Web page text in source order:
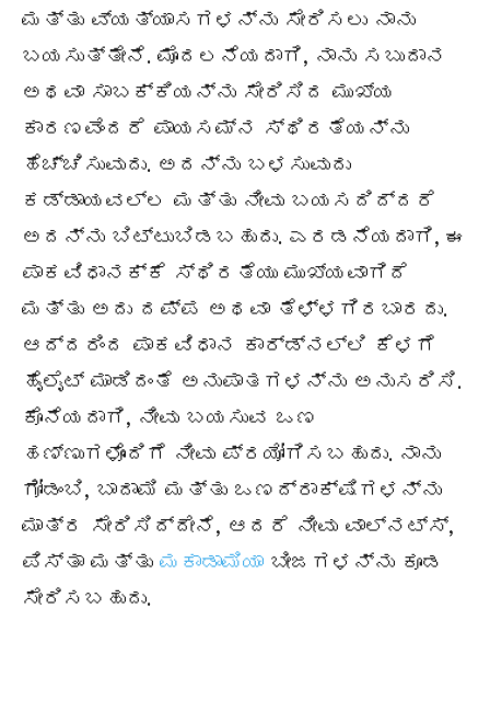
ಮತ್ತು ವ್ಯತ್ಯಾಸಗಳನ್ನು ಸೇರಿಸಲು ನಾನು
ಬಯಸುತ್ತೇನೆ. ಮೊದಲನೆಯದಾಗಿ, ನಾನು ಸಬುದಾನ
ಅಥವಾ ಸಾಬಕ್ಕಿಯನ್ನು ಸೇರಿಸಿದ ಮುಖ್ಯ
ಕಾರಣವೆಂದರೆ ಪಾಯಸಮ್‌ನ ಸ್ಥಿರತೆಯನ್ನು
ಹೆಚ್ಚಿಸುವುದು. ಅದನ್ನು ಬಳಸುವುದು
ಕಡ್ಡಾಯವಲ್ಲ ಮತ್ತು ನೀವು ಬಯಸದಿದ್ದರೆ
ಅದನ್ನು ಬಿಟ್ಟುಬಿಡಬಹುದು. ಎರಡನೆಯದಾಗಿ, ಈ
ಪಾಕವಿಧಾನಕ್ಕೆ ಸ್ಥಿರತೆಯು ಮುಖ್ಯವಾಗಿದೆ
ಮತ್ತು ಅದು ದಪ್ಪ ಅಥವಾ ತೆಳ್ಳಗಿರಬಾರದು.
ಆದ್ದರಿಂದ ಪಾಕವಿಧಾನ ಕಾರ್ಡ್‌ನಲ್ಲಿ ಕೆಳಗೆ
ಹೈಲೈಟ್ ಮಾಡಿದಂತೆ ಅನುಪಾತಗಳನ್ನು ಅನುಸರಿಸಿ.
ಕೊನೆಯದಾಗಿ, ನೀವು ಬಯಸುವ ಒಣ
ಹಣ್ಣುಗಳೊಂದಿಗೆ ನೀವು ಪ್ರಯೋಗಿಸಬಹುದು. ನಾನು
ಗೋಡಂಬಿ, ಬಾದಾಮಿ ಮತ್ತು ಒಣದ್ರಾಕ್ಷಿಗಳನ್ನು
ಮಾತ್ರ ಸೇರಿಸಿದ್ದೇನೆ, ಆದರೆ ನೀವು ವಾಲ್ನಟ್ಸ್,
ಪಿಸ್ತಾ ಮತ್ತು ಮಕಾಡಾಮಿಯಾ ಬೀಜಗಳನ್ನು ಕೂಡ
ಸೇರಿಸಬಹುದು.